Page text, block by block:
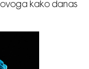
ovoga kako danas